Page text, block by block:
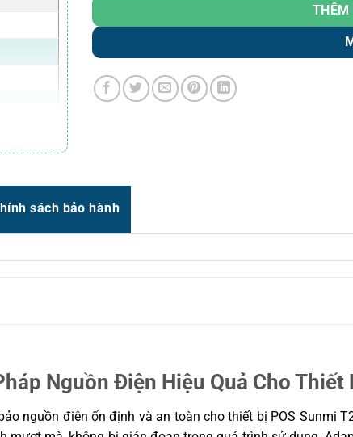
Zalo0987.835.345
Zalo0987.919.040
Thời gian:Từ 8h-17h30 Thứ 2 đến Thứ 7
THÊM
sách bảo hành
Nguồn Điện Hiệu Quả Cho Thiết
nguồn điện ổn định và an toàn cho thiết bị POS Sunmi